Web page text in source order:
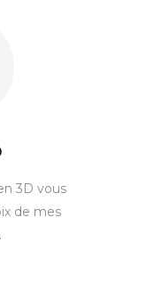
3D vous
de mes